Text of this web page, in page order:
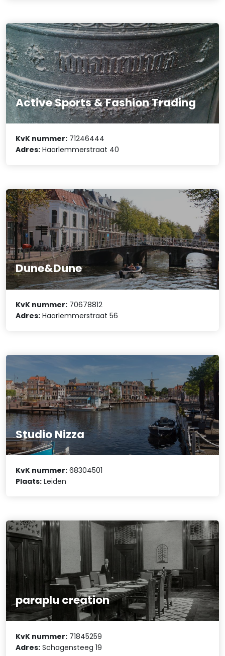
Active Sports & Fashion Trading
KvK nummer: 71246444
Adres: Haarlemmerstraat 40
Dune&Dune
KvK nummer: 70678812
Adres: Haarlemmerstraat 56
Studio Nizza
KvK nummer: 68304501
Plaats: Leiden
paraplu creation
KvK nummer: 71845259
Adres: Schagensteeg 19